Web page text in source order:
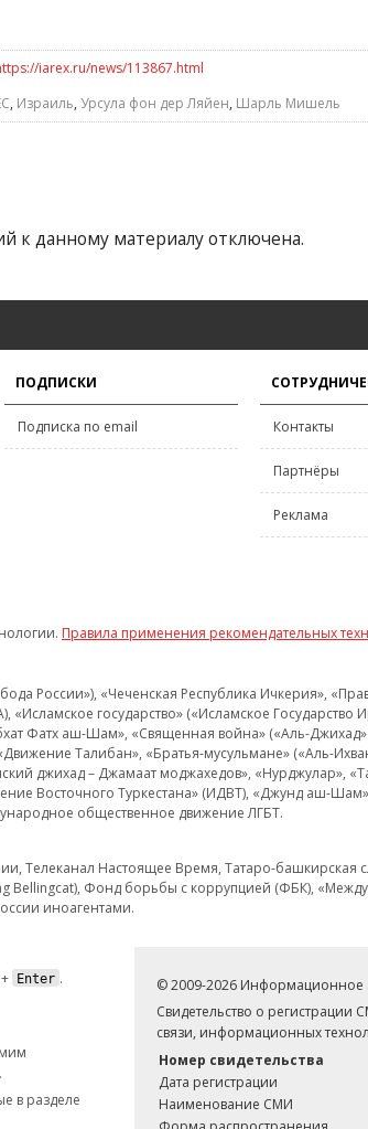
iarex.ru/news/113867.html
, Израиль, Урсула фон дер Ляйен, Шарль Мишель
к данному материалу отключена.
ПОДПИСКИ
Подписка по email Контакты
Партнёры
Реклама
Правила применения рекомендательных
России»), «Чеченская Республика Ичкерия»,
государство» («Исламское
Фатх аш-Шам», «Священная война» («Аль-Джихад»
Талибан», «Братья-мусульмане» («Аль-
джихад – Джамаат моджахедов», «Нурджулар»,
Восточного Туркестана» (ИДВТ), «Джунд аш-
общественное движение ЛГБТ.
Телеканал Настоящее Время, Татаро-
Bellingcat), Фонд борьбы с коррупцией (ФБК),
иноагентами.
+ Enter .
в разделе
© 2009-2026 Информационное
Свидетельство о
связи, информационных
Номер свидетельства
Дата регистрации
Наименование СМИ